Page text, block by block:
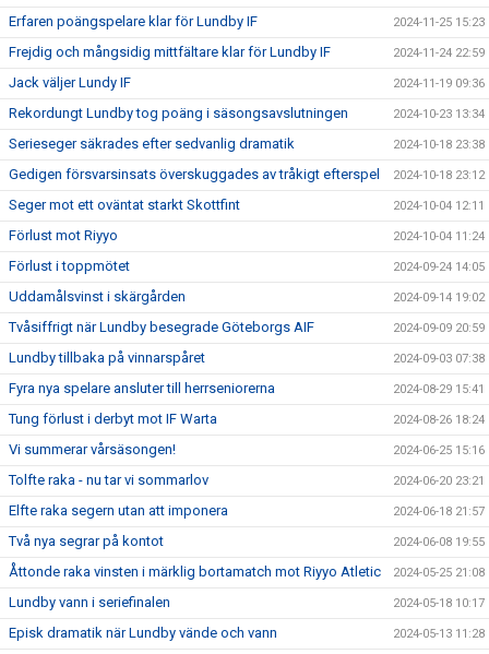
Erfaren poängspelare klar för Lundby IF 2024-11-25 15:23
Frejdig och mångsidig mittfältare klar för Lundby IF 2024-11-24 22:59
Jack väljer Lundy IF 2024-11-19 09:36
Rekordungt Lundby tog poäng i säsongsavslutningen 2024-10-23 13:34
Serieseger säkrades efter sedvanlig dramatik 2024-10-18 23:38
Gedigen försvarsinsats överskuggades av tråkigt efterspel 2024-10-18 23:12
Seger mot ett oväntat starkt Skottfint 2024-10-04 12:11
Förlust mot Riyyo 2024-10-04 11:24
Förlust i toppmötet 2024-09-24 14:05
Uddamålsvinst i skärgården 2024-09-14 19:02
Tvåsiffrigt när Lundby besegrade Göteborgs AIF 2024-09-09 20:59
Lundby tillbaka på vinnarspåret 2024-09-03 07:38
Fyra nya spelare ansluter till herrseniorerna 2024-08-29 15:41
Tung förlust i derbyt mot IF Warta 2024-08-26 18:24
Vi summerar vårsäsongen! 2024-06-25 15:16
Tolfte raka - nu tar vi sommarlov 2024-06-20 23:21
Elfte raka segern utan att imponera 2024-06-18 21:57
Två nya segrar på kontot 2024-06-08 19:55
Åttonde raka vinsten i märklig bortamatch mot Riyyo Atletic 2024-05-25 21:08
Lundby vann i seriefinalen 2024-05-18 10:17
Episk dramatik när Lundby vände och vann 2024-05-13 11:28